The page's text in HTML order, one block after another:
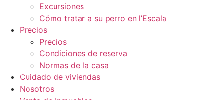
Excursiones
Cómo tratar a su perro en l’Escala
Precios
Precios
Condiciones de reserva
Normas de la casa
Cuidado de viviendas
Nosotros